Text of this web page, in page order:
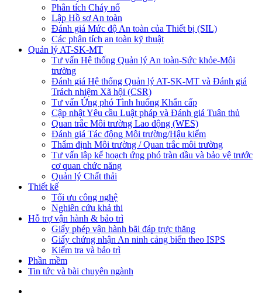
Phân tích Cháy nổ
Lập Hồ sơ An toàn
Đánh giá Mức độ An toàn của Thiết bị (SIL)
Các phân tích an toàn kỹ thuật
Quản lý AT-SK-MT
Tư vấn Hệ thống Quản lý An toàn-Sức khỏe-Môi
trường
Đánh giá Hệ thống Quản lý AT-SK-MT và Đánh giá
Trách nhiệm Xã hội (CSR)
Tư vấn Ứng phó Tình huống Khẩn cấp
Cập nhật Yêu cầu Luật pháp và Đánh giá Tuân thủ
Quan trắc Môi trường Lao động (WES)
Đánh giá Tác động Môi trường/Hậu kiểm
Thẩm định Môi trường / Quan trắc môi trường
Tư vấn lập kế hoạch ứng phó tràn dầu và bảo vệ trước
cơ quan chức năng
Quản lý Chất thải
Thiết kế
Tối ưu công nghệ
Nghiên cứu khả thi
Hỗ trợ vận hành & bảo trì
Giấy phép vận hành bãi đáp trực thăng
Giấy chứng nhận An ninh cảng biển theo ISPS
Kiểm tra và bảo trì
Phần mềm
Tin tức và bài chuyên ngành